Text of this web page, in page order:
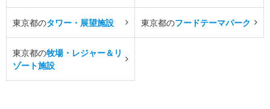
東京都のタワー・展望施設 東京都のフードテーマパーク
東京都の牧場・レジャー＆リ
ゾート施設